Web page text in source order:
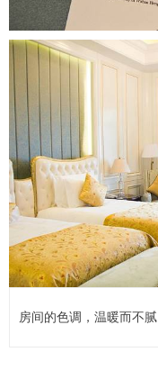
房间的色调，温暖而不